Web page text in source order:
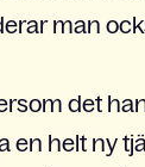
man
det
en helt ny